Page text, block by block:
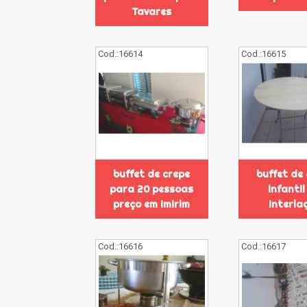
Tavares
Cod.:16614
buffet de crepe
para 20 pessoas
preço em Imirim
Cod.:16615
buffet de
infantil
Cod.:16616 Cod.:16617